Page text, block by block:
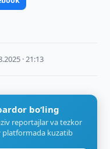
· 21:13
bo‘ling
reportajlar va tezkor
platformada kuzatib